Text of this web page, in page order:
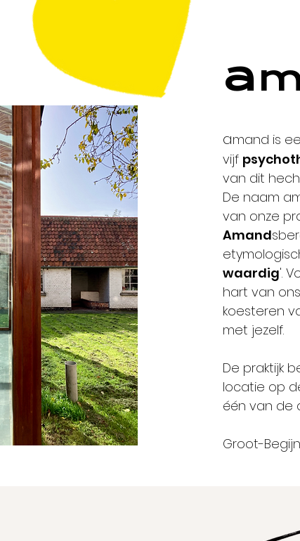
a
amand is
vijf
van dit
De naam
van onze
Amand
waardig'.
hart van
koesteren
met jezelf.
De praktijk
locatie op
één van de
Groot-